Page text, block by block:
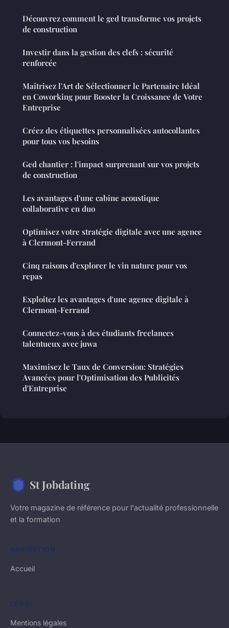
Découvrez comment le ged transforme vos projets
de construction
Investir dans la gestion des clefs : sécurité
renforcée
Maîtrisez l'Art de Sélectionner le Partenaire Idéal
en Coworking pour Booster la Croissance de Votre
Entreprise
Créez des étiquettes personnalisées autocollantes
pour tous vos besoins
Ged chantier : l'impact surprenant sur vos projets
de construction
Les avantages d'une cabine acoustique
collaborative en duo
Optimisez votre stratégie digitale avec une agence
à Clermont-Ferrand
Cinq raisons d'explorer le vin nature pour vos
repas
Exploitez les avantages d'une agence digitale à
Clermont-Ferrand
Connectez-vous à des étudiants freelances
talentueux avec juwa
Maximisez le Taux de Conversion: Stratégies
Avancées pour l'Optimisation des Publicités
d'Entreprise
St Jobdating
Votre magazine de référence pour l'actualité professionnelle
et la formation
NAVIGATION
Accueil
LÉGAL
Mentions légales